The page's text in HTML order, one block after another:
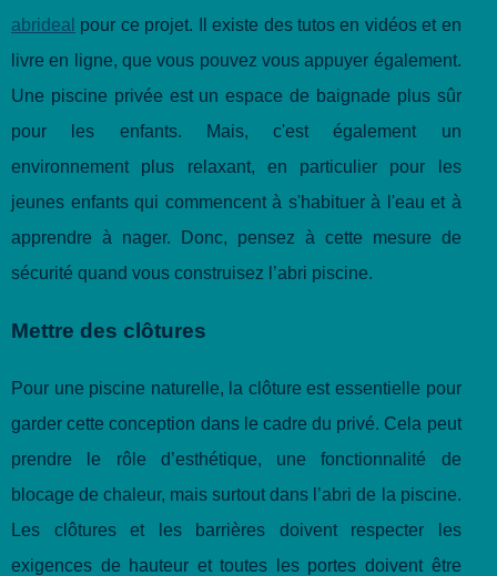
abrideal pour ce projet. Il existe des tutos en vidéos et en
livre en ligne, que vous pouvez vous appuyer également.
Une piscine privée est un espace de baignade plus sûr
pour les enfants. Mais, c'est également un
environnement plus relaxant, en particulier pour les
jeunes enfants qui commencent à s'habituer à l'eau et à
apprendre à nager. Donc, pensez à cette mesure de
sécurité quand vous construisez l’abri piscine.
Mettre des clôtures
Pour une piscine naturelle, la clôture est essentielle pour
garder cette conception dans le cadre du privé. Cela peut
prendre le rôle d’esthétique, une fonctionnalité de
blocage de chaleur, mais surtout dans l’abri de la piscine.
Les clôtures et les barrières doivent respecter les
exigences de hauteur et toutes les portes doivent être